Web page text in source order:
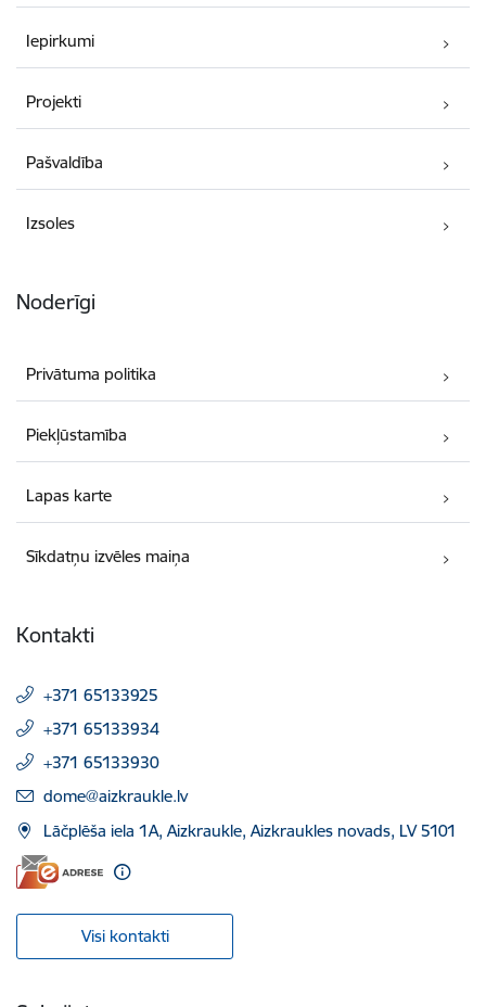
Iepirkumi
Projekti
Pašvaldība
Izsoles
Noderīgi
Privātuma politika
Piekļūstamība
Lapas karte
Sīkdatņu izvēles maiņa
Kontakti
+371 65133925
+371 65133934
+371 65133930
E-pasts:
dome@aizkraukle.lv
Lāčplēša iela 1A, Aizkraukle, Aizkraukles novads, LV 5101
Visi kontakti